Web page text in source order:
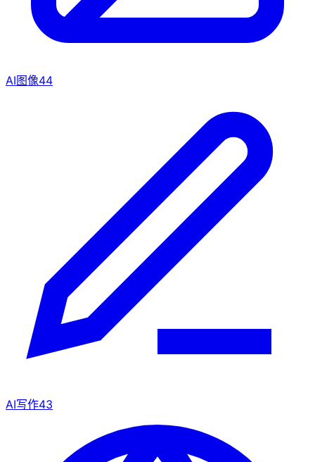
AI图像44
AI写作43